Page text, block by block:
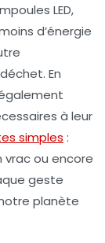
LED,
d’énergie
. En
à leur
simples :
vrac ou encore
geste
planète